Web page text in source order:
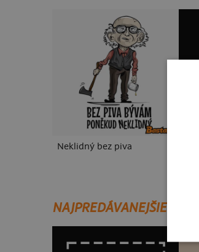
Neklidný bez piva
NAJPREDÁVANEJŠIE